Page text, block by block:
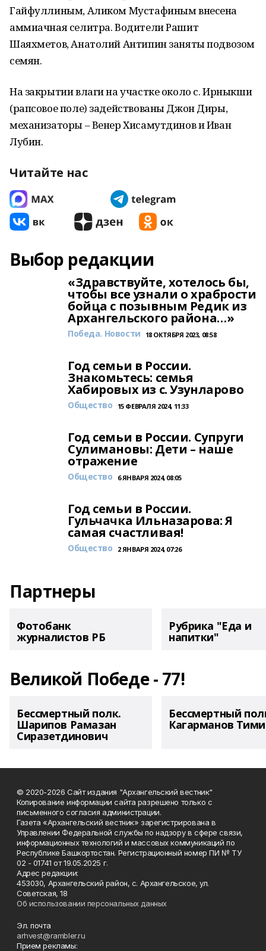
Гайфуллиным, Аликом Мустафиным внесена
аммиачная селитра. Водители Рашит
Шаяхметов, Анатолий Антипин заняты подвозом
семян.
На закрытии влаги на участке около с. Ирныкши
(рапсовое поле) задействованы Джон Диры,
механизаторы – Венер Хисамутдинов и Иван
Лубин.
Читайте нас
Выбор редакции
«Здравствуйте, хотелось бы,
чтобы все узнали о храбрости
бойца с позывным Редик из
Архангельского района…»
Победа. Новости 18 ОКТЯБРЯ 2023, 08:58
Год семьи в России.
Знакомьтесь: семья
Хабировых из с. Узунларово
Общество 15 ФЕВРАЛЯ 2024, 11:33
Год семьи в России. Супруги
Сулимановы: Дети – наше
отражение
Общество 6 ЯНВАРЯ 2024, 08:05
Год семьи в России.
Гульчачка Ильназарова: Я
самая счастливая!
Общество 2 ЯНВАРЯ 2024, 07:26
Партнеры
Фотобанк
журналистов РБ
Рубрика "Еда и
напитки"
Великой Победе - 77!
Бессмертный полк.
Шарипов Рамазан
Сиразетдинович
Бессмертный
Кагарманов
© 2020-2026 Сайт издания "Архангельский вестник"
Копирование информации сайта разрешено только с
письменного согласия администрации.
Газета «Архангельский вестник» зарегистрирована в
Управлении Федеральной службы по надзору в сфере связи,
информационных технологий и массовых коммуникаций по
Республике Башкортостан. Регистрационный номер ПИ № ТУ
02 - 01741 от 19.05.2025 г.
Адрес редакции:
453030, Архангельский район, с. Архангельское, ул.
Советская, 18
Об использовании персональных данных
Эл. почта
arhvest@rambler.ru
Прием рекламы: